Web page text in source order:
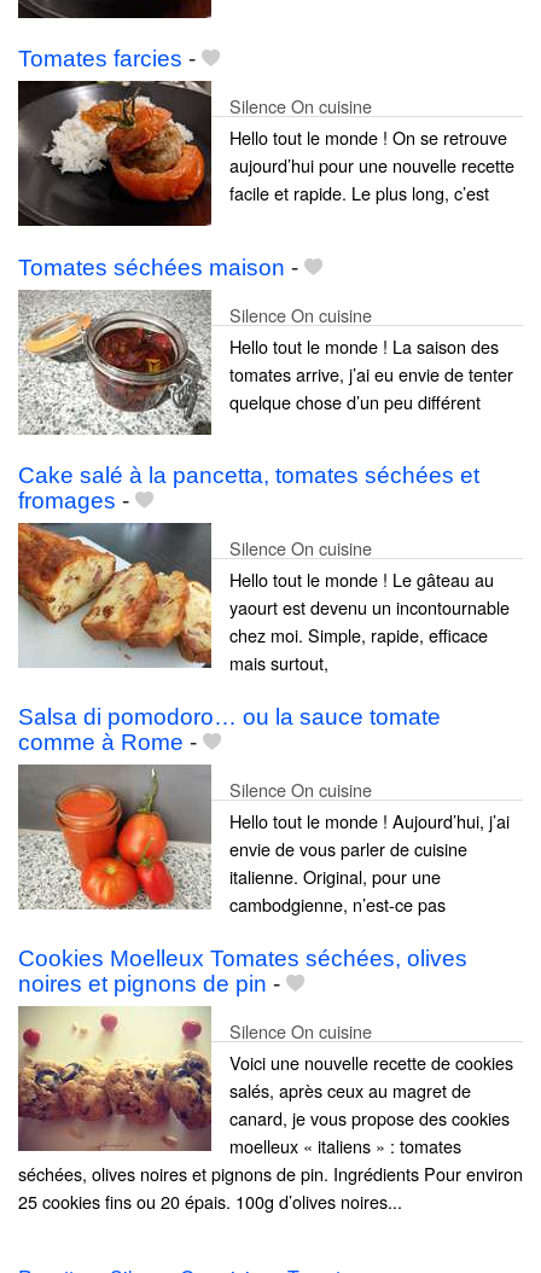
Tomates farcies -
Silence On cuisine
Hello tout le monde ! On se retrouve
aujourd’hui pour une nouvelle recette
facile et rapide. Le plus long, c’est
Tomates séchées maison -
Silence On cuisine
Hello tout le monde ! La saison des
tomates arrive, j’ai eu envie de tenter
quelque chose d’un peu différent
Cake salé à la pancetta, tomates séchées et
fromages -
Silence On cuisine
Hello tout le monde ! Le gâteau au
yaourt est devenu un incontournable
chez moi. Simple, rapide, efficace
mais surtout,
Salsa di pomodoro… ou la sauce tomate
comme à Rome -
Silence On cuisine
Hello tout le monde ! Aujourd’hui, j’ai
envie de vous parler de cuisine
italienne. Original, pour une
cambodgienne, n’est-ce pas
Cookies Moelleux Tomates séchées, olives
noires et pignons de pin -
Silence On cuisine
Voici une nouvelle recette de cookies
salés, après ceux au magret de
canard, je vous propose des cookies
moelleux « italiens » : tomates
séchées, olives noires et pignons de pin. Ingrédients Pour environ
25 cookies fins ou 20 épais. 100g d’olives noires...